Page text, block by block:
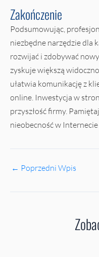
Zakończenie
Podsumowując,
niezbędne narzędzie dla
rozwijać i zdobywać
zyskuje większą
ułatwia komunikację z
online. Inwestycja w
przyszłość firmy.
nieobecność w
← Poprzedni Wpis